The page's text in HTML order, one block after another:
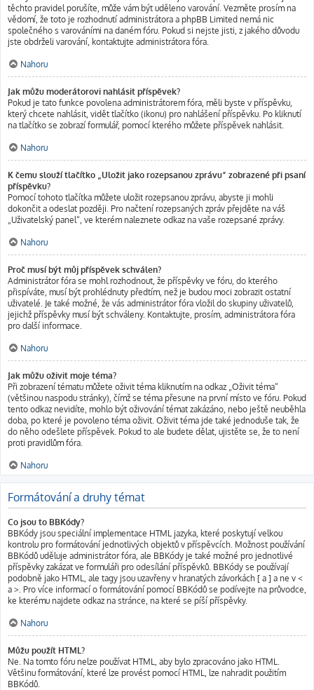
těchto pravidel porušíte, může vám být uděleno varování. Vezměte prosím na
vědomí, že toto je rozhodnutí administrátora a phpBB Limited nemá nic
společného s varováními na daném fóru. Pokud si nejste jisti, z jakého důvodu
jste obdrželi varování, kontaktujte administrátora fóra.
Nahoru
Jak můžu moderátorovi nahlásit příspěvek?
Pokud je tato funkce povolena administrátorem fóra, měli byste v příspěvku,
který chcete nahlásit, vidět tlačítko (ikonu) pro nahlášení příspěvku. Po kliknutí
na tlačítko se zobrazí formulář, pomocí kterého můžete příspěvek nahlásit.
Nahoru
K čemu slouží tlačítko „Uložit jako rozepsanou zprávu“ zobrazené při psaní
příspěvku?
Pomocí tohoto tlačítka můžete uložit rozepsanou zprávu, abyste ji mohli
dokončit a odeslat později. Pro načtení rozepsaných zpráv přejděte na váš
„Uživatelský panel“, ve kterém naleznete odkaz na vaše rozepsané zprávy.
Nahoru
Proč musí být můj příspěvek schválen?
Administrátor fóra se mohl rozhodnout, že příspěvky ve fóru, do kterého
přispíváte, musí být prohlédnuty předtím, než je budou moci zobrazit ostatní
uživatelé. Je také možné, že vás administrátor fóra vložil do skupiny uživatelů,
jejichž příspěvky musí být schváleny. Kontaktujte, prosím, administrátora fóra
pro další informace.
Nahoru
Jak můžu oživit moje téma?
Při zobrazení tématu můžete oživit téma kliknutím na odkaz „Oživit téma“
(většinou naspodu stránky), čímž se téma přesune na první místo ve fóru. Pokud
tento odkaz nevidíte, mohlo být oživování témat zakázáno, nebo ještě neuběhla
doba, po které je povoleno téma oživit. Oživit téma jde také jednoduše tak, že
do něho odešlete příspěvek. Pokud to ale budete dělat, ujistěte se, že to není
proti pravidlům fóra.
Nahoru
Formátování a druhy témat
Co jsou to BBKódy?
BBKódy jsou speciální implementace HTML jazyka, které poskytují velkou
kontrolu pro formátování jednotlivých objektů v příspěvcích. Možnost používání
BBKódů uděluje administrátor fóra, ale BBKódy je také možné pro jednotlivé
příspěvky zakázat ve formuláři pro odesílání příspěvků. BBKódy se používají
podobně jako HTML, ale tagy jsou uzavřeny v hranatých závorkách [ a ] a ne v <
a >. Pro více informací o formátování pomocí BBKódů se podívejte na průvodce,
ke kterému najdete odkaz na stránce, na které se píší příspěvky.
Nahoru
Můžu použít HTML?
Ne. Na tomto fóru nelze používat HTML, aby bylo zpracováno jako HTML.
Většinu formátování, které lze provést pomocí HTML, lze nahradit použitím
BBKódů.